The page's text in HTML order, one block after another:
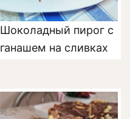
Шоколадный пирог с
ганашем на сливках